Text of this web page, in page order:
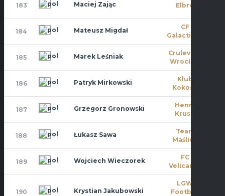
183 Maciej Zając Elbro
184 Mateusz Migdał
CF
Galacticos
185 Marek Leśniak
Crulevsca
Wrocław
186 Patryk Mirkowski
Klub
Kokosa
187 Grzegorz Gronowski
Henry
Kruse
188 Łukasz Sawa
Team
Maślice
189 Wojciech Wieczorek
FC
Velicante
190 Krystian Jakubowski
LGW
Football